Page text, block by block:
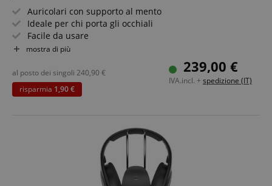
Auricolari con supporto al mento
Ideale per chi porta gli occhiali
Facile da usare
Connessione analogica
Fino a 9 ore di autonomia della batteria
Set risparmio con un secondo auricolare Sennheiser RR
2000 In Ear TV wireless
mostra di più
239,00 €
IVA.incl. + spedizione (IT)
al posto dei singoli 240,90 €
risparmia 1,90 €